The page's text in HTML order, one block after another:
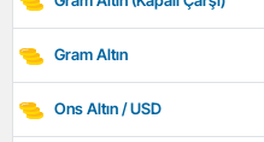
Gram Altın
Ons Altın / USD